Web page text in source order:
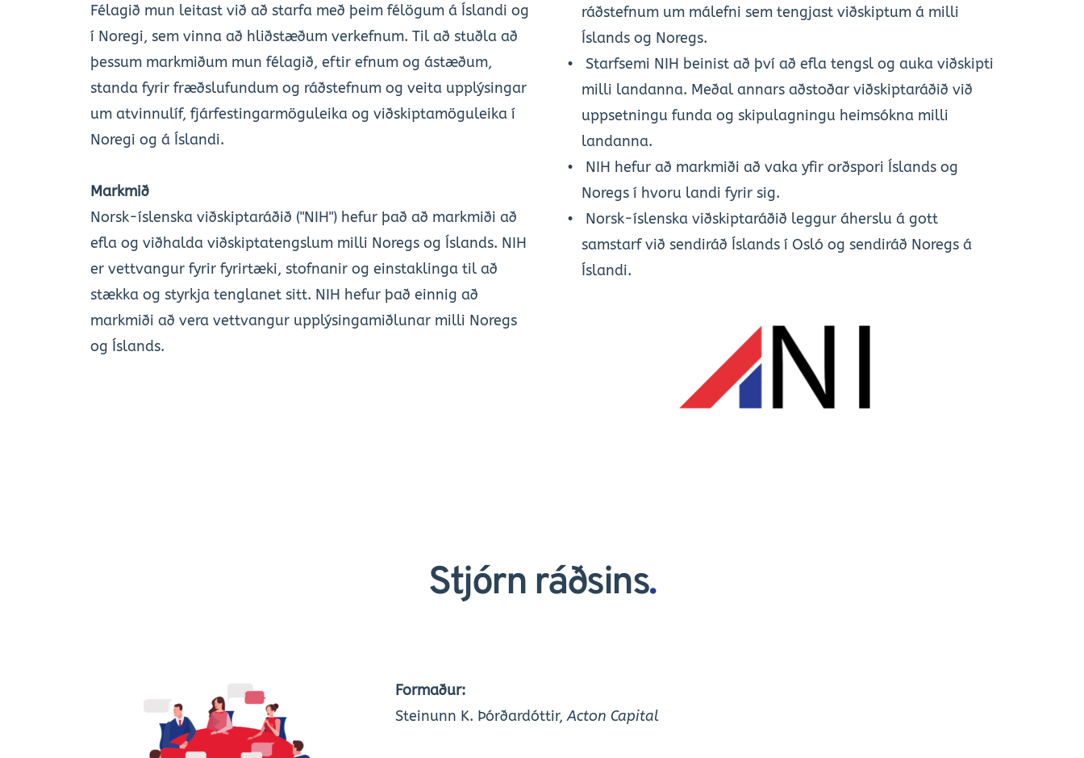
Félagið mun leitast við að starfa með þeim félögum á Íslandi og
í Noregi, sem vinna að hliðstæðum verkefnum. Til að stuðla að
þessum markmiðum mun félagið, eftir efnum og ástæðum,
standa fyrir fræðslufundum og ráðstefnum og veita upplýsingar
um atvinnulíf, fjárfestingarmöguleika og viðskiptamöguleika í
Noregi og á Íslandi.
Markmið
Norsk-íslenska viðskiptaráðið ("NIH") hefur það að markmiði að
efla og viðhalda viðskiptatengslum milli Noregs og Íslands. NIH
er vettvangur fyrir fyrirtæki, stofnanir og einstaklinga til að
stækka og styrkja tenglanet sitt. NIH hefur það einnig að
markmiði að vera vettvangur upplýsingamiðlunar milli Noregs
og Íslands.
ráðstefnum um málefni sem tengjast viðskiptum á milli
Íslands og Noregs.
Starfsemi NIH beinist að því að efla tengsl og auka viðskipti
milli landanna. Meðal annars aðstoðar viðskiptaráðið við
uppsetningu funda og skipulagningu heimsókna milli
landanna.
NIH hefur að markmiði að vaka yfir orðspori Íslands og
Noregs í hvoru landi fyrir sig.
Norsk-íslenska viðskiptaráðið leggur áherslu á gott
samstarf við sendiráð Íslands í Osló og sendiráð Noregs á
Íslandi.
Stjórn ráðsins.
Formaður:
Steinunn K. Þórðardóttir, Acton Capital